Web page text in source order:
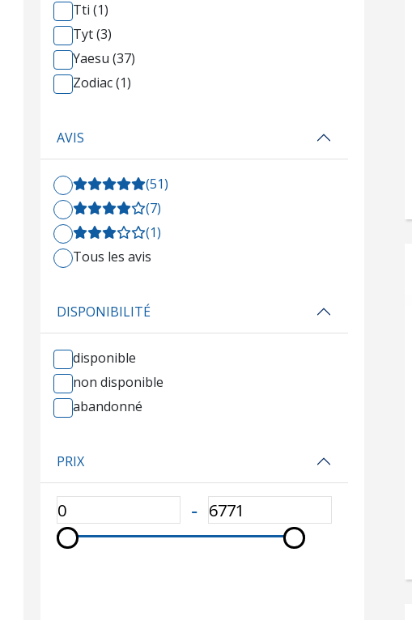
Tti (1)
Tyt (3)
Yaesu (37)
Zodiac (1)
AVIS
(51)
(7)
(1)
Tous les avis
DISPONIBILITÉ
disponible
non disponible
abandonné
PRIX
‐